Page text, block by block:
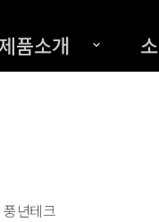
품소개
년테크